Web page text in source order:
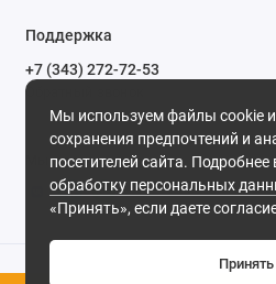
Мы используем файлы cookie и
сохранения предпочтений и
посетителей сайта. Подробнее
обработку персональных
«Принять», если даете
Принять
Поддержка
+7 (343) 272-72-53
Обратный звонок
620030, г. Екатеринбург, ул.
Мы в сети